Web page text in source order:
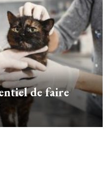
de faire